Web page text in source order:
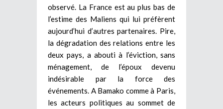
observé. La France est au plus bas de
l’estime des Maliens qui lui préfèrent
aujourd’hui d’autres partenaires. Pire,
la dégradation des relations entre les
deux pays, a abouti à l’éviction, sans
ménagement, de l’époux devenu
indésirable par la force des
événements. A Bamako comme à Paris,
les acteurs politiques au sommet de